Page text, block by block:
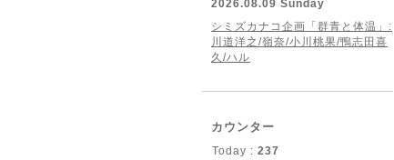
2026.08.09 Sunday
シミズカナコ企画「群青と体温」:
川道洋之/嶺奈/小川桃果/鴨志田喜
久/ハル
カウンター
Today : 237